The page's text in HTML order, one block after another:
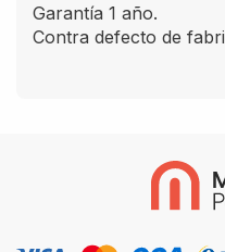
Garantía 1 año.
Contra defecto de